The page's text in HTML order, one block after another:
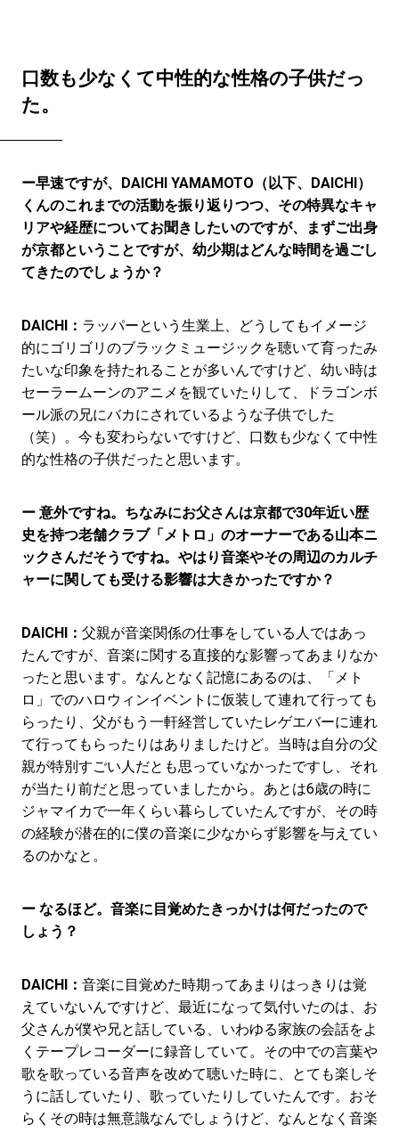
口数も少なくて中性的な性格の子供だっ
た。
ー早速ですが、DAICHI YAMAMOTO（以下、DAICHI）
くんのこれまでの活動を振り返りつつ、その特異なキャ
リアや経歴についてお聞きしたいのですが、まずご出身
が京都ということですが、幼少期はどんな時間を過ごし
てきたのでしょうか？
DAICHI： ラッパーという生業上、どうしてもイメージ
的にゴリゴリのブラックミュージックを聴いて育ったみ
たいな印象を持たれることが多いんですけど、幼い時は
セーラームーンのアニメを観ていたりして、ドラゴンボ
ール派の兄にバカにされているような子供でした
（笑）。今も変わらないですけど、口数も少なくて中性
的な性格の子供だったと思います。
ー 意外ですね。ちなみにお父さんは京都で30年近い歴
史を持つ老舗クラブ「メトロ」のオーナーである山本ニ
ックさんだそうですね。やはり音楽やその周辺のカルチ
ャーに関しても受ける影響は大きかったですか？
DAICHI： 父親が音楽関係の仕事をしている人ではあっ
たんですが、音楽に関する直接的な影響ってあまりなか
ったと思います。なんとなく記憶にあるのは、「メト
ロ」でのハロウィンイベントに仮装して連れて行っても
らったり、父がもう一軒経営していたレゲエバーに連れ
て行ってもらったりはありましたけど。当時は自分の父
親が特別すごい人だとも思っていなかったですし、それ
が当たり前だと思っていましたから。あとは6歳の時に
ジャマイカで一年くらい暮らしていたんですが、その時
の経験が潜在的に僕の音楽に少なからず影響を与えてい
るのかなと。
ー なるほど。音楽に目覚めたきっかけは何だったので
しょう？
DAICHI： 音楽に目覚めた時期ってあまりはっきりは覚
えていないんですけど、最近になって気付いたのは、お
父さんが僕や兄と話している、いわゆる家族の会話をよ
くテープレコーダーに録音していて。その中での言葉や
歌を歌っている音声を改めて聴いた時に、とても楽しそ
うに話していたり、歌っていたりしていたんです。おそ
らくその時は無意識なんでしょうけど、なんとなく音楽